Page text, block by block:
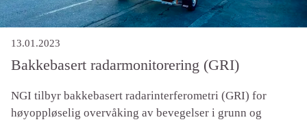
13.01.2023
Bakkebasert radarmonitorering (GRI)
NGI tilbyr bakkebasert radarinterferometri (GRI) for
høyoppløselig overvåking av bevegelser i grunn og